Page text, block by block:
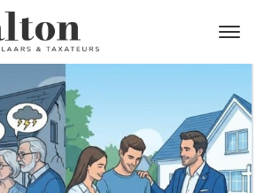
Kopers